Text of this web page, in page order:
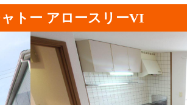
トー アロースリーVI